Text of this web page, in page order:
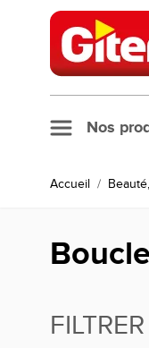
Allez au contenu
Nos
Accueil /